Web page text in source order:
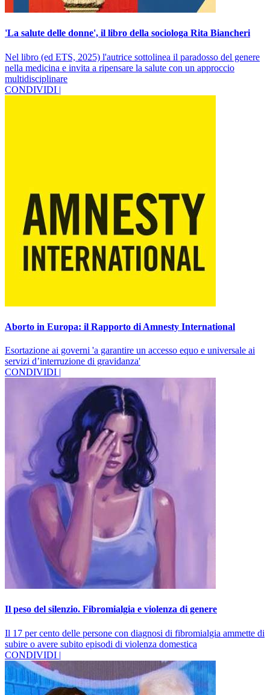
'La salute delle donne', il libro della sociologa Rita Biancheri
Nel libro (ed ETS, 2025) l'autrice sottolinea il paradosso del genere
nella medicina e invita a ripensare la salute con un approccio
multidisciplinare
CONDIVIDI |
Aborto in Europa: il Rapporto di Amnesty International
Esortazione ai governi 'a garantire un accesso equo e universale ai
servizi d’interruzione di gravidanza'
CONDIVIDI |
Il peso del silenzio. Fibromialgia e violenza di genere
Il 17 per cento delle persone con diagnosi di fibromialgia ammette di
subire o avere subito episodi di violenza domestica
CONDIVIDI |